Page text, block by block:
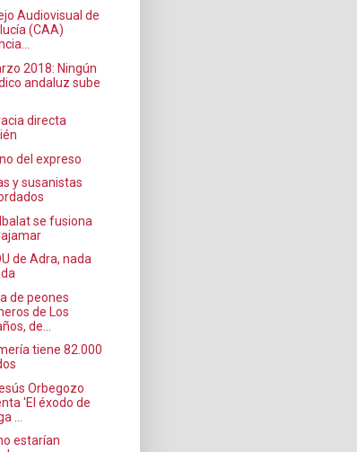
Audiovisual de
(CAA)
2018: Ningún
andaluz sube
directa
del expreso
y susanistas
se fusiona
de Adra, nada
de peones
de Los
de...
tiene 82.000
Orbegozo
'El éxodo de
...
estarían